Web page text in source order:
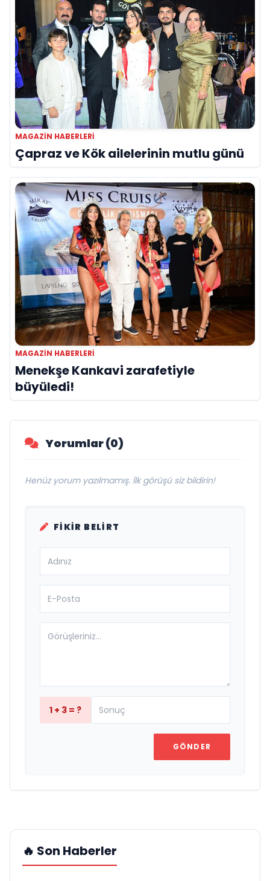
MAGAZIN HABERLERI
Çapraz ve Kök ailelerinin mutlu günü
MAGAZIN HABERLERI
Menekşe Kankavi zarafetiyle
büyüledi!
Yorumlar (0)
Henüz yorum yazılmamış. İlk görüşü siz bildirin!
FIKIR BELIRT
1 + 3 = ?
GÖNDER
🔥 Son Haberler